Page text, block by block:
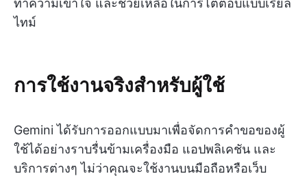
ไทม์
การใช้งานจริงสำหรับผู้ใช้
Gemini ได้รับการออกแบบมาเพื่อจัดการคำขอของผู้
ใช้ได้อย่างราบรื่นข้ามเครื่องมือ แอปพลิเคชัน และ
บริการต่างๆ ไม่ว่าคุณจะใช้งานบนมือถือหรือเว็บ